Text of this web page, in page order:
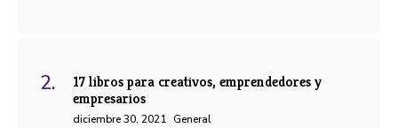
17 libros para creativos, emprendedores y
empresarios
diciembre 30, 2021 General